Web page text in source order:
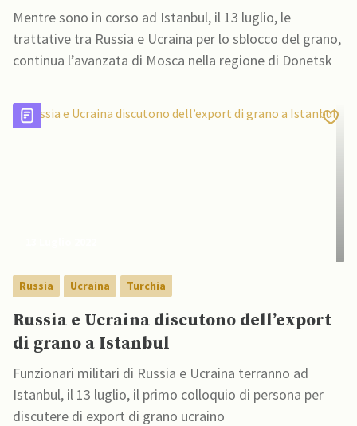
disposta a cedere alcun territorio
Mentre sono in corso ad Istanbul, il 13 luglio, le
trattative tra Russia e Ucraina per lo sblocco del grano,
continua l’avanzata di Mosca nella regione di Donetsk
Russia Ucraina Turchia
Russia e Ucraina discutono dell’export
di grano a Istanbul
Funzionari militari di Russia e Ucraina terranno ad
Istanbul, il 13 luglio, il primo colloquio di persona per
discutere di export di grano ucraino